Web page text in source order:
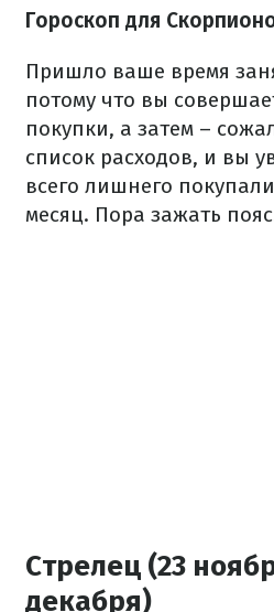
Гороскоп для
Пришло ваше время
потому что вы
покупки, а затем –
список расходов, и вы
всего лишнего
месяц. Пора зажать
Стрелец (23
декабря)